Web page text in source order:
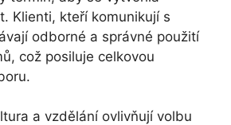
Klienti, kteří komunikují s
odborné a správné použití
což posiluje celkovou
a vzdělání ovlivňují volbu